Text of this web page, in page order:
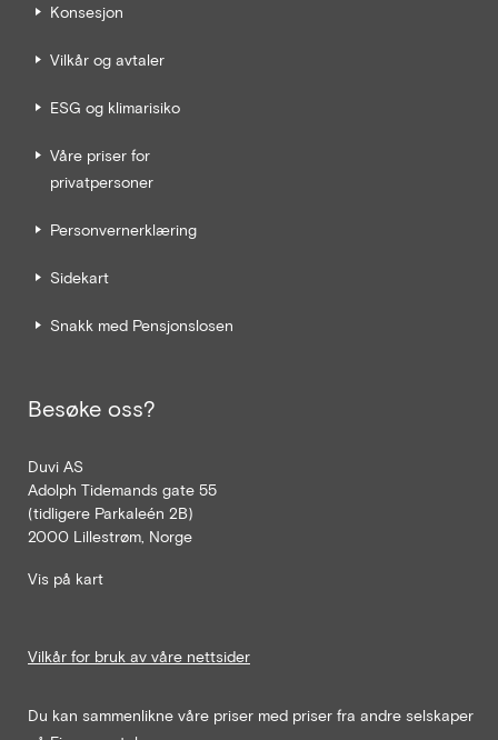
Konsesjon
Vilkår og avtaler
ESG og klimarisiko
Våre priser for
privatpersoner
Personvernerklæring
Sidekart
Snakk med Pensjonslosen
Besøke oss?
Duvi AS
Adolph Tidemands gate 55
(tidligere Parkaleén 2B)
2000 Lillestrøm, Norge
Vis på kart
Vilkår for bruk av våre nettsider
Du kan sammenlikne våre priser med priser fra andre selskaper